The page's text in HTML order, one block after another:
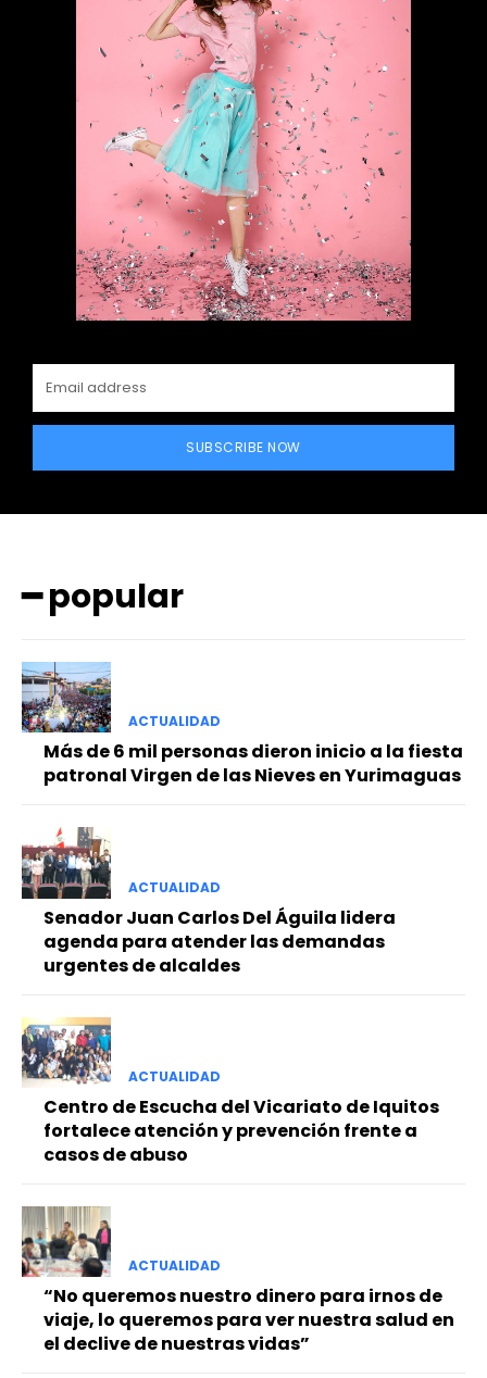
━ Planes
SUBSCRIBE NOW
━ popular
ACTUALIDAD
Más de 6 mil personas dieron inicio a la fiesta
patronal Virgen de las Nieves en Yurimaguas
ACTUALIDAD
Senador Juan Carlos Del Águila lidera
agenda para atender las demandas
urgentes de alcaldes
ACTUALIDAD
Centro de Escucha del Vicariato de Iquitos
fortalece atención y prevención frente a
casos de abuso
ACTUALIDAD
“No queremos nuestro dinero para irnos de
viaje, lo queremos para ver nuestra salud en
el declive de nuestras vidas”